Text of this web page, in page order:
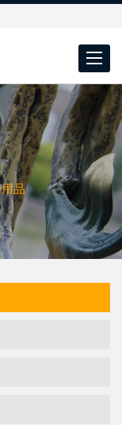
Toggle
品